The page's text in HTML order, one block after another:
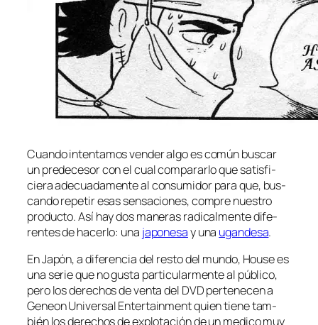
Cuando in­ten­ta­mos ven­der al­go es co­mún bus­car
un pre­de­ce­sor con el cual com­pa­rar­lo que sa­tis­fi­
cie­ra ade­cua­da­men­te al con­su­mi­dor pa­ra que, bus­
can­do re­pe­tir esas sen­sa­cio­nes, com­pre nues­tro
pro­duc­to. Así hay dos ma­ne­ras ra­di­cal­men­te di­fe­
ren­tes de ha­cer­lo: una ja­po­ne­say una ugan­de­sa.
En Japón, a di­fe­ren­cia del res­to del mun­do, House es
una se­rie que no gus­ta par­ti­cu­lar­men­te al pú­bli­co,
pe­ro los de­re­chos de ven­ta del DVD per­te­ne­cen a
Geneon Universal Entertainment quien tie­ne tam­
bién los de­re­chos de ex­plo­ta­ción de un me­di­co muy